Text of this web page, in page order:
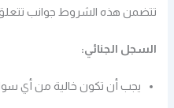
تتضمن هذه الشروط جوانب
السجل الجنائي:
يجب أن تكون خالية من أي